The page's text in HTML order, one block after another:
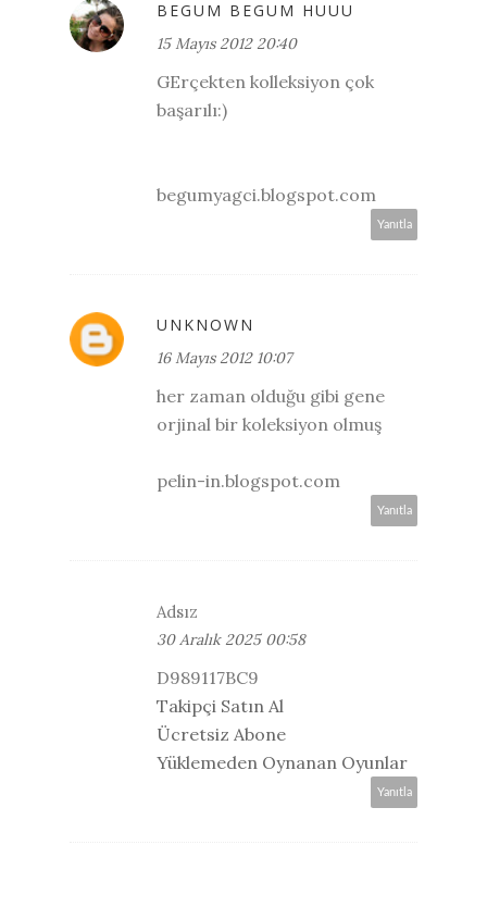
BEGUM BEGUM HUUU
15 Mayıs 2012 20:40
GErçekten kolleksiyon çok
başarılı:)
begumyagci.blogspot.com
Yanıtla
UNKNOWN
16 Mayıs 2012 10:07
her zaman olduğu gibi gene
orjinal bir koleksiyon olmuş
pelin-in.blogspot.com
Yanıtla
Adsız
30 Aralık 2025 00:58
D989117BC9
Takipçi Satın Al
Ücretsiz Abone
Yüklemeden Oynanan Oyunlar
Yanıtla